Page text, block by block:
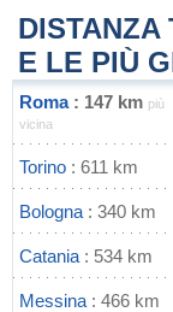
DISTANZA
E LE PIÙ
Roma: 147 km più
vicina
Torino : 611 km
Bologna : 340 km
Catania : 534 km
Messina : 466 km